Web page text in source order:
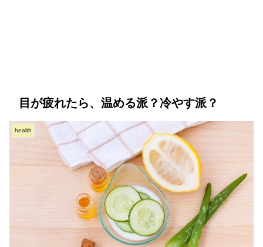
目が疲れたら、温める派？冷やす派？
health